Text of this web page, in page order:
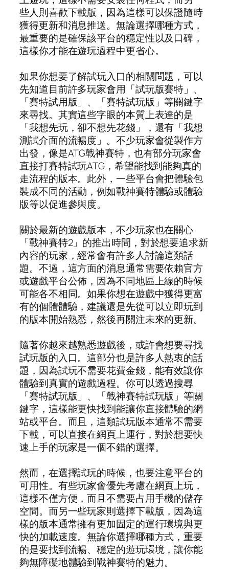
些人則喜歡下載版，因為這樣可以保證隨時
獲得更新和消息推送。無論選擇哪種方式，
最重要的是確保該平台的穩定性以及口碑，
這樣你才能在遊玩過程中更省心。
如果你想要了解試玩入口的相關問題，可以
先知道目前許多玩家會用「試玩版賽特」、
「賽特試用版」、「賽特試玩版」等關鍵字
來尋找。其實這些字眼的本質上表達的是
「我想先玩，卻不想先花錢」，還有「我想
測試介面的流暢度」。不少玩家會從製作方
出發，像是ATG戰神賽特，也有部分玩家會
直接打賽特試玩ATG，希望能找到能夠真的
走流程的版本。此外，一些平台會把體驗包
裝成不同的活動，例如戰神賽特體驗或體驗
版等以促進參與度。
關於最新的遊戲版本，不少玩家也在關心
「戰神賽特2」的推出時間，對於想要追求新
內容的玩家，經常會有許多人討論這類話
題。不過，這方面的消息通常需要依賴官方
或遊戲平台公佈，因為不同地區上線的時候
可能各不相同。如果你想在遊戲中獲得更富
有的個體體驗，建議還是先從可以立即玩到
的版本開始熟悉，然後再關注未來的更新。
隨著你越來越熟悉遊戲後，或許會想要尋找
試玩版的入口。這部分也是許多人熱衷的話
題，因為試玩不需要花費金錢，能有效讓你
體驗到真實的遊戲過程。你可以透過搜尋
「賽特試玩版」、「戰神賽特試玩版」等關
鍵字，這樣能更快找到能讓你直接體驗的網
站或平台。而且，這類試玩版本通常不需要
下載，可以直接在網頁上運行，對於想要快
速上手的玩家是一個不錯的選擇。
然而，在選擇試玩的時候，也要注意平台的
可用性。有些玩家會優先考慮在網頁上玩，
這樣不僅方便，而且不需要占用手機的儲存
空間。而另一些玩家則選擇下載版，因為這
樣的版本通常擁有更加固定的運行環境與更
快的加載速度。無論你選擇哪種方式，重要
的是要找到流暢、穩定的遊玩環境，讓你能
夠無障礙地體驗到戰神賽特的魅力。